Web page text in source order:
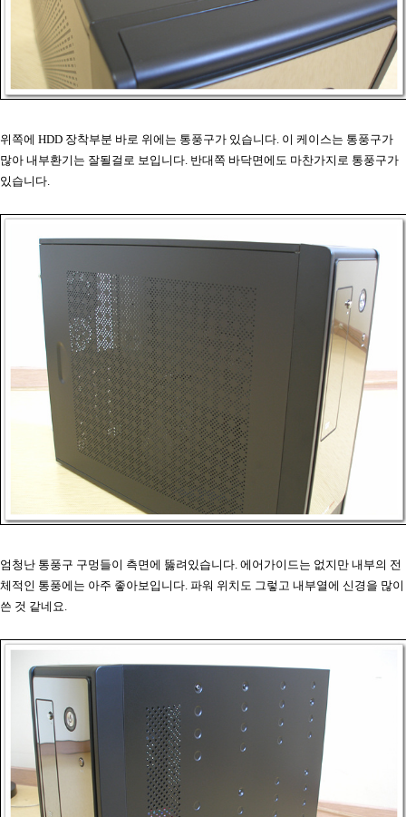
위쪽에 HDD 장착부분 바로 위에는 통풍구가 있습니다. 이 케이스는 통풍구가
많아 내부환기는 잘될걸로 보입니다. 반대쪽 바닥면에도 마찬가지로 통풍구가
있습니다.
엄청난 통풍구 구멍들이 측면에 뚫려있습니다. 에어가이드는 없지만 내부의 전
체적인 통풍에는 아주 좋아보입니다. 파워 위치도 그렇고 내부열에 신경을 많이
쓴 것 같네요.